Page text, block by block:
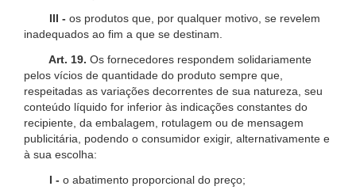
III - os produtos que, por qualquer motivo, se revelem
inadequados ao fim a que se destinam.
Art. 19. Os fornecedores respondem solidariamente
pelos vícios de quantidade do produto sempre que,
respeitadas as variações decorrentes de sua natureza, seu
conteúdo líquido for inferior às indicações constantes do
recipiente, da embalagem, rotulagem ou de mensagem
publicitária, podendo o consumidor exigir, alternativamente e
à sua escolha:
I - o abatimento proporcional do preço;